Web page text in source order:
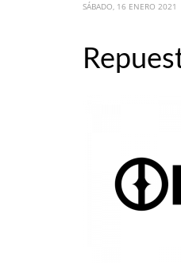
SÁBADO, 16 ENERO 2021